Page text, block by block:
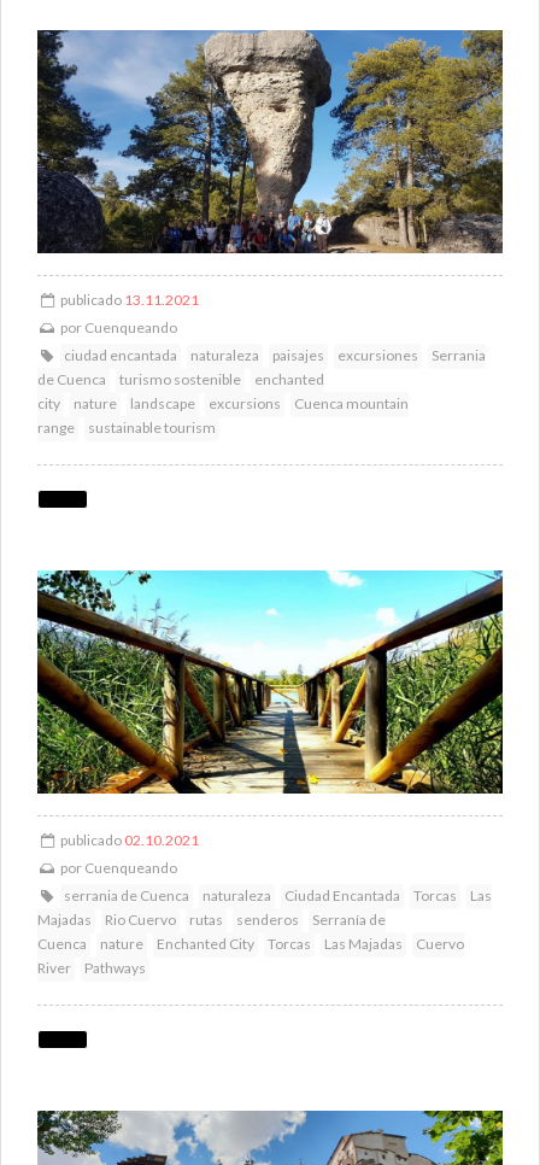
publicado 13.11.2021
por Cuenqueando
ciudad encantada
naturaleza paisajes excursiones
Serrania
de Cuenca
turismo sostenible
enchanted
city
nature landscape excursions
Cuenca mountain
range
sustainable tourism
publicado 02.10.2021
por Cuenqueando
serrania de Cuenca
naturaleza Ciudad Encantada Torcas
Las
Majadas
Rio Cuervo rutas senderos
Serranía de
Cuenca
nature Enchanted City Torcas Las Majadas
Cuervo
River
Pathways